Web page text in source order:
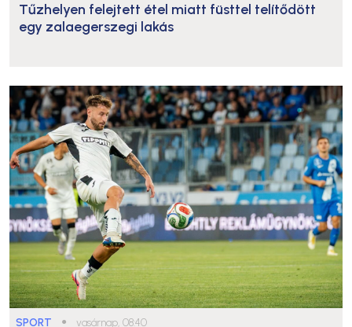
Tűzhelyen felejtett étel miatt füsttel telítődött
egy zalaegerszegi lakás
SPORT ● vasárnap, 08:40